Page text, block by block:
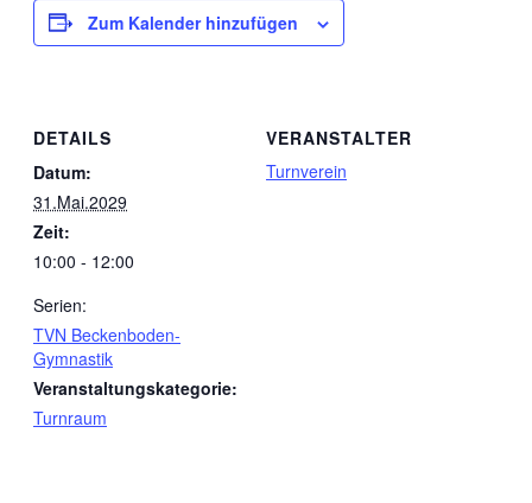
Zum Kalender hinzufügen
DETAILS
Datum:
31.Mai.2029
Zeit:
10:00 - 12:00
Serien:
TVN Beckenboden-
Gymnastik
Veranstaltungskategorie:
Turnraum
VERANSTALTER
Turnverein